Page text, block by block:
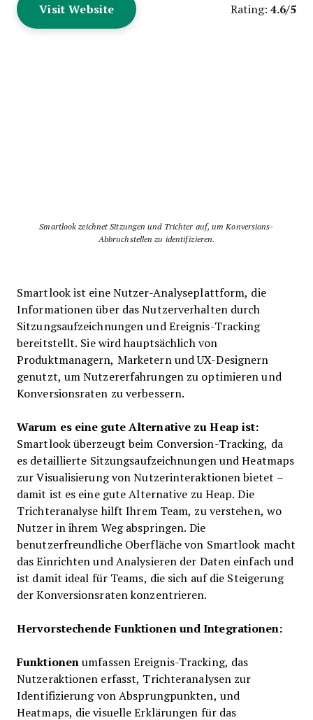
Visit Website Rating: 4.6/5
Smartlook zeichnet Sitzungen und Trichter auf, um Konversions-
Abbruchstellen zu identifizieren.
Smartlook ist eine Nutzer-Analyseplattform, die
Informationen über das Nutzerverhalten durch
Sitzungsaufzeichnungen und Ereignis-Tracking
bereitstellt. Sie wird hauptsächlich von
Produktmanagern, Marketern und UX-Designern
genutzt, um Nutzererfahrungen zu optimieren und
Konversionsraten zu verbessern.
Warum es eine gute Alternative zu Heap ist:
Smartlook überzeugt beim Conversion-Tracking, da
es detaillierte Sitzungsaufzeichnungen und Heatmaps
zur Visualisierung von Nutzerinteraktionen bietet –
damit ist es eine gute Alternative zu Heap. Die
Trichteranalyse hilft Ihrem Team, zu verstehen, wo
Nutzer in ihrem Weg abspringen. Die
benutzerfreundliche Oberfläche von Smartlook macht
das Einrichten und Analysieren der Daten einfach und
ist damit ideal für Teams, die sich auf die Steigerung
der Konversionsraten konzentrieren.
Hervorstechende Funktionen und Integrationen:
Funktionenumfassen Ereignis-Tracking, das
Nutzeraktionen erfasst, Trichteranalysen zur
Identifizierung von Absprungpunkten, und
Heatmaps, die visuelle Erklärungen für das